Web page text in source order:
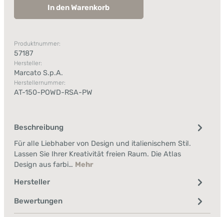
In den Warenkorb
Produktnummer:
57187
Hersteller:
Marcato S.p.A.
Herstellernummer:
AT-150-POWD-RSA-PW
Beschreibung
Für alle Liebhaber von Design und italienischem Stil.
Lassen Sie Ihrer Kreativität freien Raum. Die Atlas
Design aus farbi… Mehr
Hersteller
Bewertungen